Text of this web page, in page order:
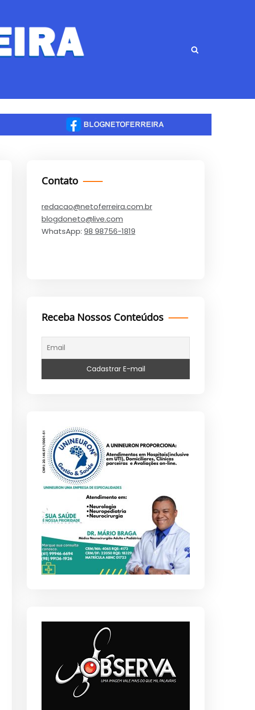
Contato
redacao@netoferreira.com.br
blogdoneto@live.com
WhatsApp: 98 98756-1819
Receba Nossos Conteúdos